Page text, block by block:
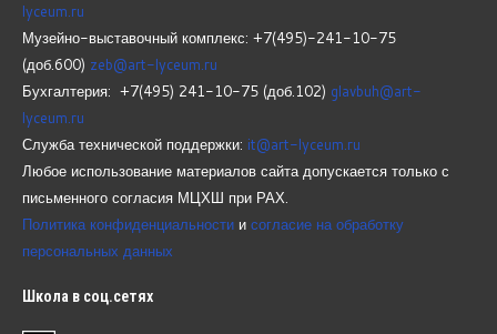
lyceum.ru
Музейно-выставочный комплекс: +7(495)-241-10-75
(доб.600) zeb@art-lyceum.ru
Бухгалтерия: +7(495) 241-10-75 (доб.102) glavbuh@art-
lyceum.ru
Служба технической поддержки: it@art-lyceum.ru
Любое использование материалов сайта допускается только с
письменного согласия МЦХШ при РАХ.
Политика конфиденциальности и согласие на обработку
персональных данных
Школа в соц.сетях